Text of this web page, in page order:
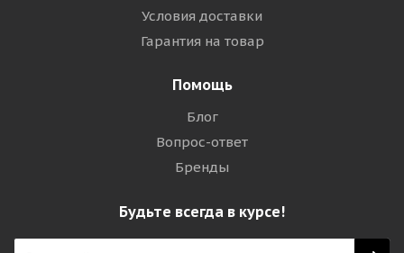
Условия доставки
Гарантия на товар
Помощь
Блог
Вопрос-ответ
Бренды
Будьте всегда в курсе!